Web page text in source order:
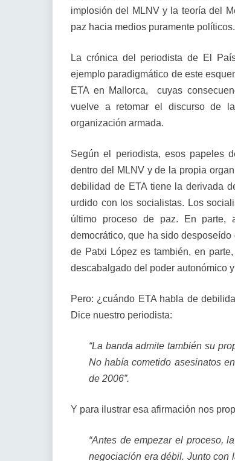
implosión del MLNV y la teoría del
paz hacia medios puramente políticos.
La crónica del periodista de El
ejemplo paradigmático de este
ETA en Mallorca, cuyas
vuelve a retomar el discurso de
organización armada.
Según el periodista, esos papeles
dentro del MLNV y de la propia
debilidad de ETA tiene la derivada
urdido con los socialistas. Los
último proceso de paz. En parte,
democrático, que ha sido
de Patxi López es también, en
descabalgado del poder autonómico
Pero: ¿cuándo ETA habla de
Dice nuestro periodista:
“La banda admite también su
No había cometido asesinatos
de 2006”.
Y para ilustrar esa afirmación nos
“Antes de empezar el proceso,
negociación era débil. Junto con